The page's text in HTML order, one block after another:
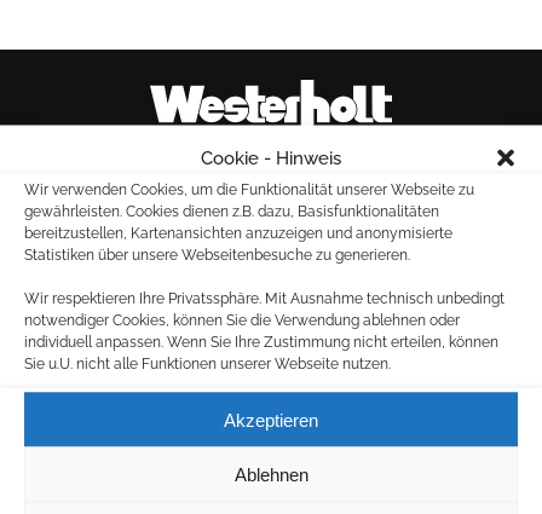
Cookie - Hinweis
Wir verwenden Cookies, um die Funktionalität unserer Webseite zu
gewährleisten. Cookies dienen z.B. dazu, Basisfunktionalitäten
bereitzustellen, Kartenansichten anzuzeigen und anonymisierte
Statistiken über unsere Webseitenbesuche zu generieren.
Wir respektieren Ihre Privatssphäre. Mit Ausnahme technisch unbedingt
notwendiger Cookies, können Sie die Verwendung ablehnen oder
individuell anpassen. Wenn Sie Ihre Zustimmung nicht erteilen, können
Sie u.U. nicht alle Funktionen unserer Webseite nutzen.
Akzeptieren
Ablehnen
Marktallee 20
48165 Münster
Fax: 02501 – 28603
E-MAIL:
für allgemeine Anfragen:
info@westerholt.net